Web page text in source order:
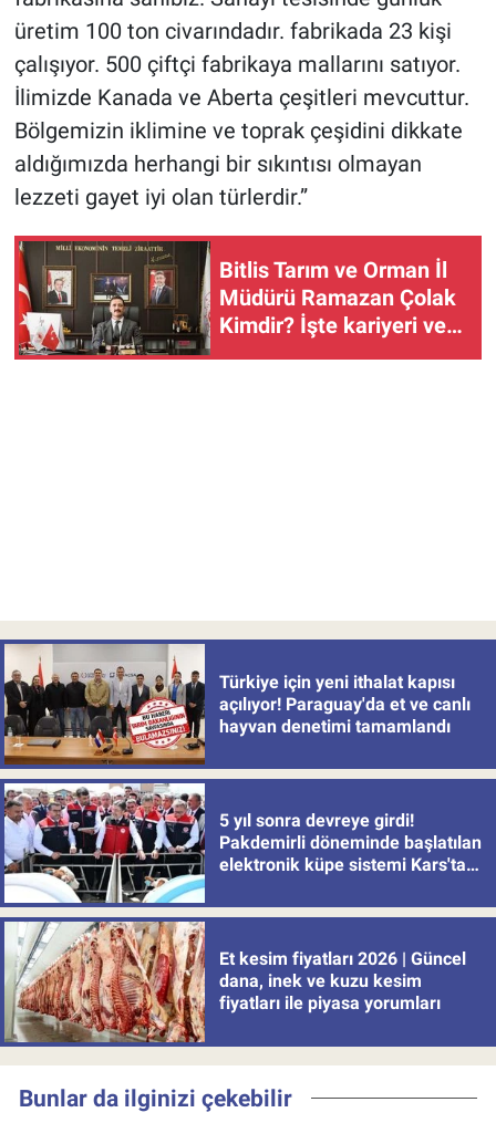
üretim 100 ton civarındadır. fabrikada 23 kişi
çalışıyor. 500 çiftçi fabrikaya mallarını satıyor.
İlimizde Kanada ve Aberta çeşitleri mevcuttur.
Bölgemizin iklimine ve toprak çeşidini dikkate
aldığımızda herhangi bir sıkıntısı olmayan
lezzeti gayet iyi olan türlerdir.”
Bitlis Tarım ve Orman İl
Müdürü Ramazan Çolak
Kimdir? İşte kariyeri ve
hayatı
Türkiye için yeni ithalat kapısı
açılıyor! Paraguay'da et ve canlı
hayvan denetimi tamamlandı
5 yıl sonra devreye girdi!
Pakdemirli döneminde başlatılan
elektronik küpe sistemi Kars'tan
Et kesim fiyatları 2026 | Güncel
dana, inek ve kuzu kesim
fiyatları ile piyasa yorumları
Bunlar da ilginizi çekebilir